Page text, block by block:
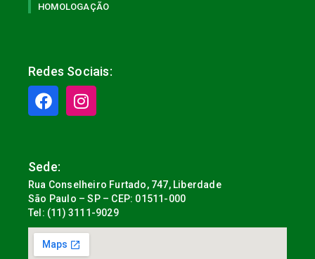
HOMOLOGAÇÃO
Redes Sociais:
Sede:
Rua Conselheiro Furtado, 747, Liberdade
São Paulo – SP – CEP: 01511-000
Tel: (11) 3111-9029